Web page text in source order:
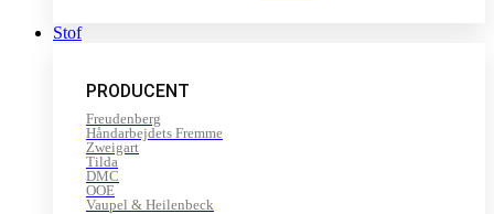
Stof
PRODUCENT
Freudenberg
Håndarbejdets Fremme
Zweigart
Tilda
DMC
OOE
Vaupel & Heilenbeck